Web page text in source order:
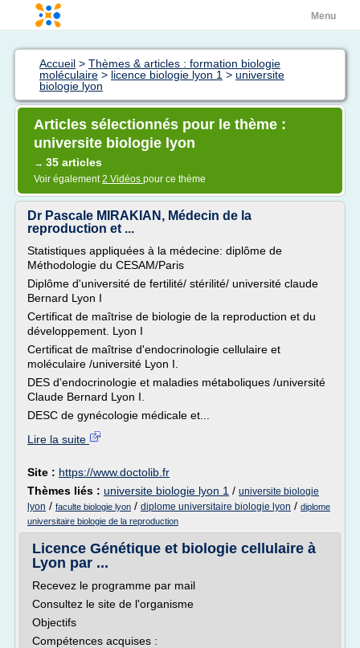
Menu
Accueil > Thèmes & articles : formation biologie
moléculaire > licence biologie lyon 1 > universite
biologie lyon
Articles sélectionnés pour le thème :
universite biologie lyon
→ 35 articles
Voir également2 Vidéos pour ce thème
Dr Pascale MIRAKIAN, Médecin de la
reproduction et ...
Statistiques appliquées à la médecine: diplôme de
Méthodologie du CESAM/Paris
Diplôme d'université de fertilité/ stérilité/ université claude
Bernard Lyon I
Certificat de maîtrise de biologie de la reproduction et du
développement. Lyon I
Certificat de maîtrise d'endocrinologie cellulaire et
moléculaire /université Lyon I.
DES d'endocrinologie et maladies métaboliques /université
Claude Bernard Lyon I.
DESC de gynécologie médicale et...
Lire la suite
Site : https://www.doctolib.fr
Thèmes liés : universite biologie lyon 1 / universite biologie
lyon / faculte biologie lyon / diplome universitaire biologie lyon / diplome
universitaire biologie de la reproduction
Licence Génétique et biologie cellulaire à
Lyon par ...
Recevez le programme par mail
Consultez le site de l'organisme
Objectifs
Compétences acquises :